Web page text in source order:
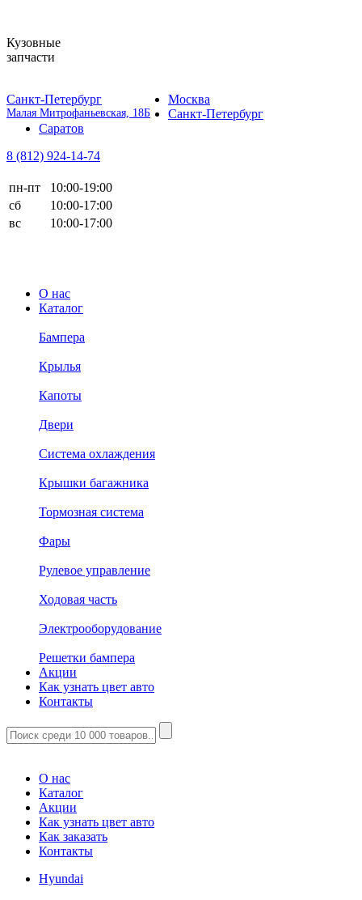
Кузовные
запчасти
Санкт-Петербург
Малая Митрофаньевская, 18Б
Москва
Санкт-Петербург
Саратов
8 (812) 924-14-74
пн-пт
10:00-19:00
сб
10:00-17:00
вс
10:00-17:00
О нас
Каталог
Бампера
Крылья
Капоты
Двери
Система охлаждения
Крышки багажника
Тормозная система
Фары
Рулевое управление
Ходовая часть
Электрооборудование
Решетки бампера
Акции
Как узнать цвет авто
Контакты
О нас
Каталог
Акции
Как узнать цвет авто
Как заказать
Контакты
Hyundai